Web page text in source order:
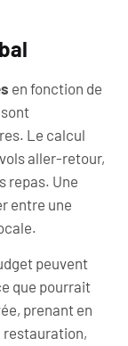
en fonction de
Le calcul
aller-retour,
repas. Une
entre une
peuvent
que pourrait
prenant en
restauration,